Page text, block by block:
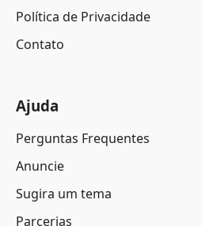
Política de Privacidade
Contato
Ajuda
Perguntas Frequentes
Anuncie
Sugira um tema
Parcerias